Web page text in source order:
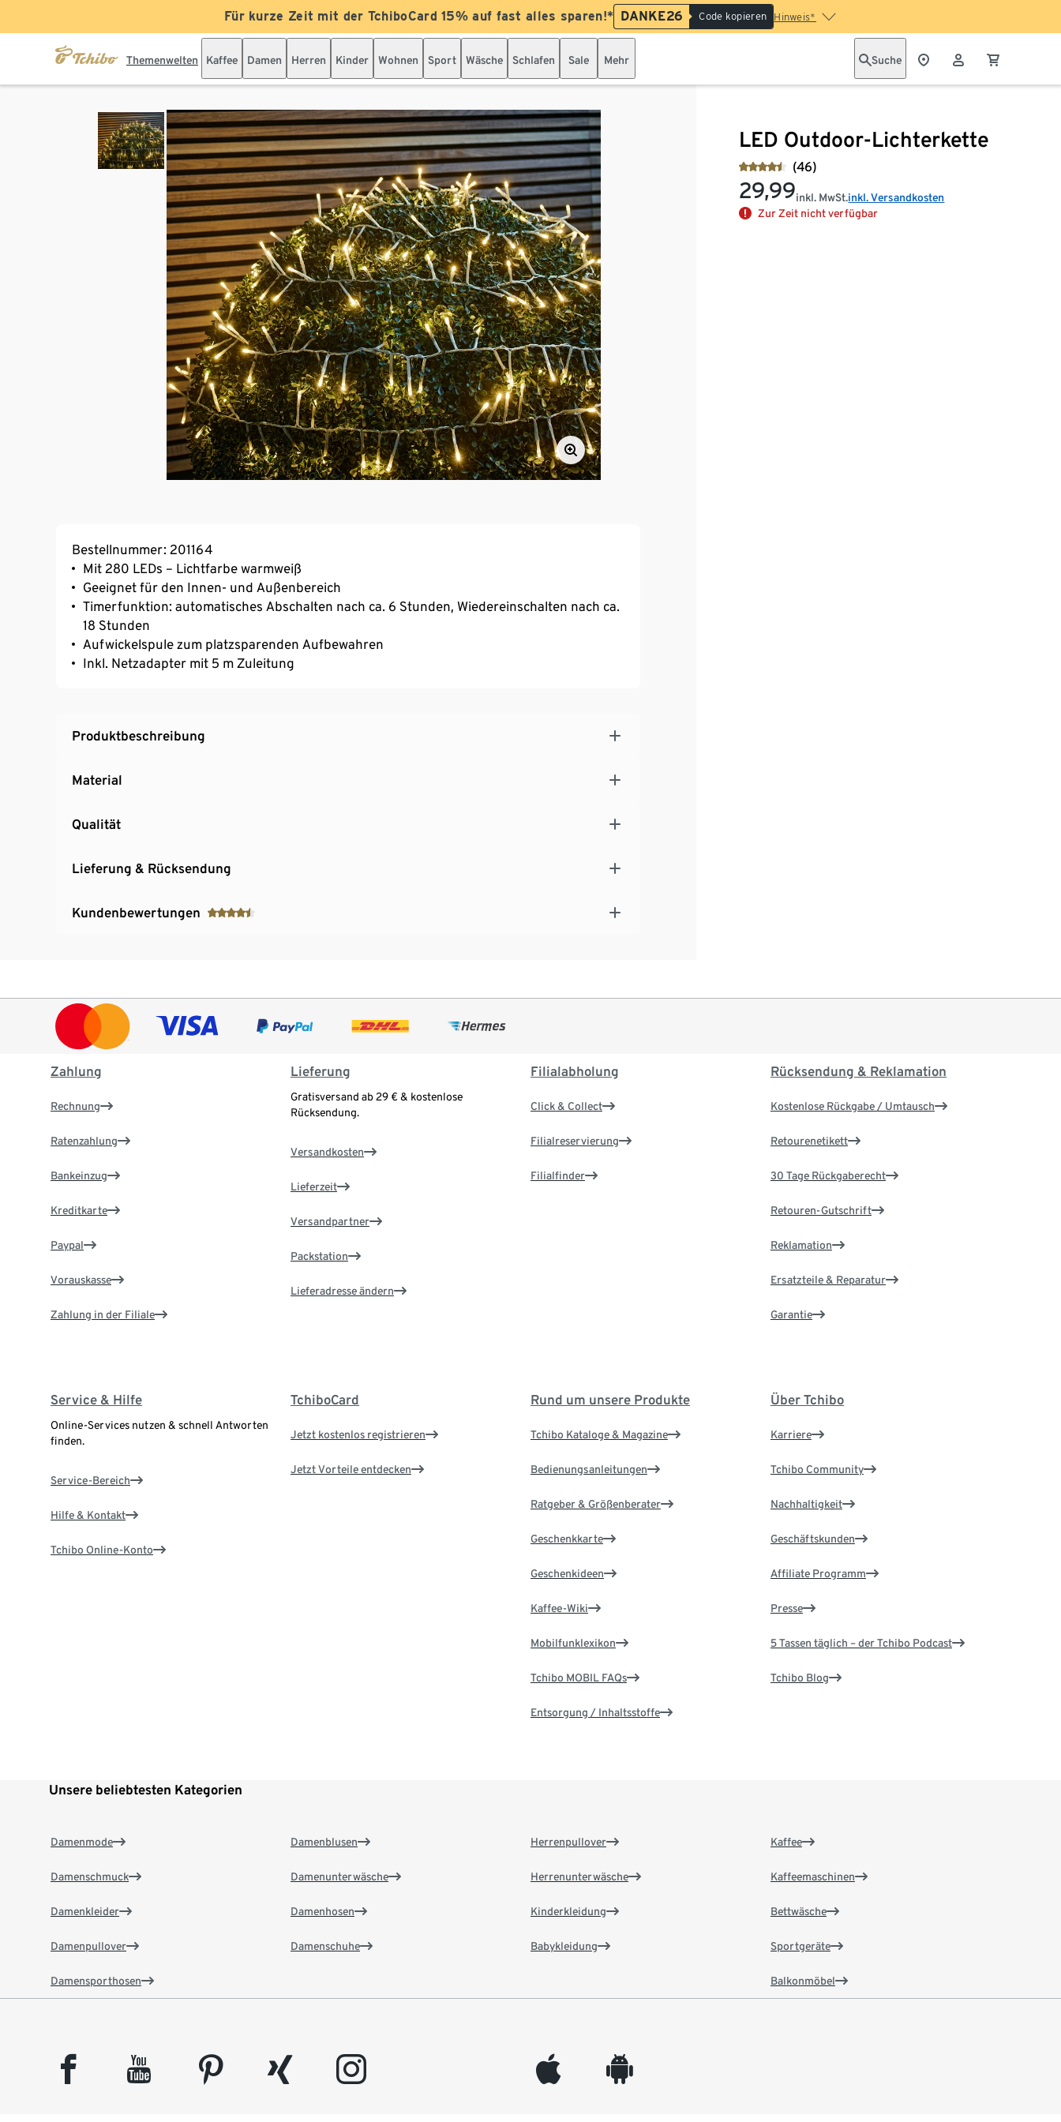
Für kurze Zeit mit der TchiboCard 15% auf fast alles sparen!* DANKE26 Code kopieren Hinweis*
Themenwelten Kaffee Damen Herren Kinder Wohnen Sport Wäsche Schlafen Sale Mehr Suche
LED Outdoor-Lichterkette
(46)
29,99inkl. MwSt.inkl. Versandkosten
Zur Zeit nicht verfügbar
Bestellnummer: 201164
Mit 280 LEDs – Lichtfarbe warmweiß
Geeignet für den Innen- und Außenbereich
Timerfunktion: automatisches Abschalten nach ca. 6 Stunden, Wiedereinschalten nach ca.
18 Stunden
Aufwickelspule zum platzsparenden Aufbewahren
Inkl. Netzadapter mit 5 m Zuleitung
Produktbeschreibung
Material
Qualität
Lieferung & Rücksendung
Kundenbewertungen
Zahlung
Rechnung
Ratenzahlung
Bankeinzug
Kreditkarte
Paypal
Vorauskasse
Zahlung in der Filiale
Lieferung
Gratisversand ab 29 € & kostenlose
Rücksendung.
Versandkosten
Lieferzeit
Versandpartner
Packstation
Lieferadresse ändern
Filialabholung
Click & Collect
Filialreservierung
Filialfinder
Rücksendung & Reklamation
Kostenlose Rückgabe / Umtausch
Retourenetikett
30 Tage Rückgaberecht
Retouren-Gutschrift
Reklamation
Ersatzteile & Reparatur
Garantie
Service & Hilfe
Online-Services nutzen & schnell Antworten
finden.
Service-Bereich
Hilfe & Kontakt
Tchibo Online-Konto
TchiboCard
Jetzt kostenlos registrieren
Jetzt Vorteile entdecken
Rund um unsere Produkte
Tchibo Kataloge & Magazine
Bedienungsanleitungen
Ratgeber & Größenberater
Geschenkkarte
Geschenkideen
Kaffee-Wiki
Mobilfunklexikon
Tchibo MOBIL FAQs
Entsorgung / Inhaltsstoffe
Über Tchibo
Karriere
Tchibo Community
Nachhaltigkeit
Geschäftskunden
Affiliate Programm
Presse
5 Tassen täglich – der Tchibo Podcast
Tchibo Blog
Unsere beliebtesten Kategorien
Damenmode
Damenschmuck
Damenkleider
Damenpullover
Damensporthosen
Damenblusen
Damenunterwäsche
Damenhosen
Damenschuhe
Herrenpullover
Herrenunterwäsche
Kinderkleidung
Babykleidung
Kaffee
Kaffeemaschinen
Bettwäsche
Sportgeräte
Balkonmöbel
facebook youtube pinterest xing instagram appleinc android